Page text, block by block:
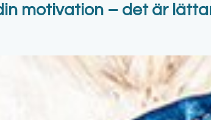
motivation – det är